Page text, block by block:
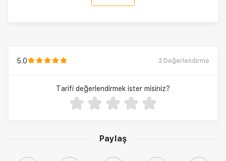
Paylaş
5.0 3 Değerlendirme
Tarifi değerlendirmek ister misiniz?